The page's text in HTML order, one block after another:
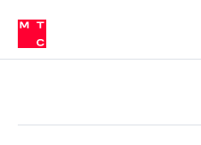
Медиа-центр
и акционерам
Устойчивое развитие
Комплаенс и деловая этика
компании
Карьера
в МТС